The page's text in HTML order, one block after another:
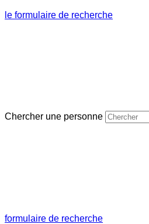
le formulaire de recherche
Chercher une personne
formulaire de recherche